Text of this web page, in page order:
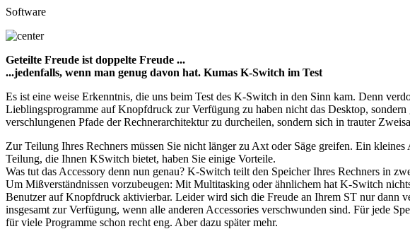
Software
Geteilte Freude ist doppelte Freude ...
...jedenfalls, wenn man genug davon hat. Kumas K-Switch im Test
Es ist eine weise Erkenntnis, die uns beim Test des K-Switch in den Sinn kam. Denn
Lieblingsprogramme auf Knopfdruck zur Verfügung zu haben nicht das Desktop,
verschlungenen Pfade der Rechnerarchitektur zu durcheilen, sondern sich in trauter
Zur Teilung Ihres Rechners müssen Sie nicht länger zu Axt oder Säge greifen. Ein
Teilung, die Ihnen KSwitch bietet, haben Sie einige Vorteile.
Was tut das Accessory denn nun genau? K-Switch teilt den Speicher Ihres Rechners in
Um Mißverständnissen vorzubeugen: Mit Multitasking oder ähnlichem hat K-Switch
Benutzer auf Knopfdruck aktivierbar. Leider wird sich die Freude an Ihrem ST nur dann
insgesamt zur Verfügung, wenn alle anderen Accessories verschwunden sind. Für jede
für viele Programme schon recht eng. Aber dazu später mehr.